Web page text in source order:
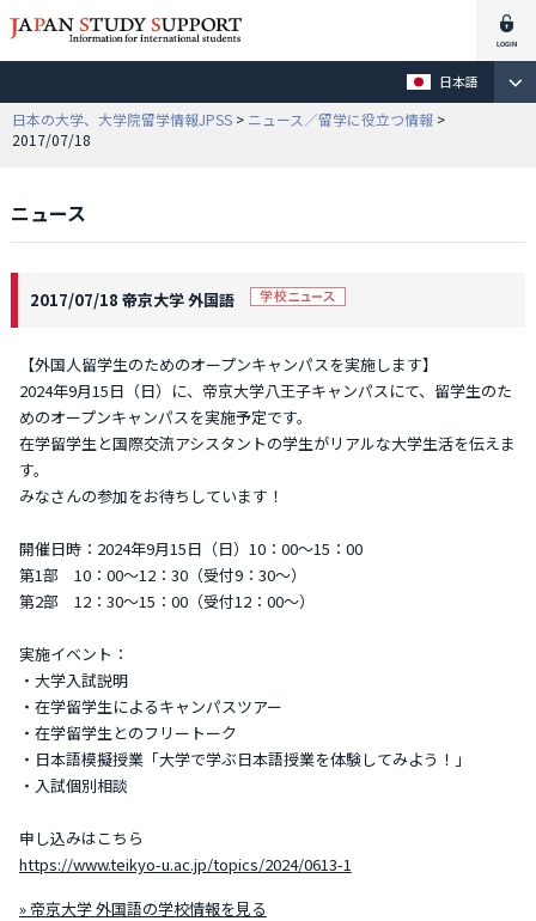
日本語
日本の大学、大学院留学情報JPSS > ニュース／留学に役立つ情報 >
2017/07/18
ニュース
2017/07/18 帝京大学 外国語
【外国人留学生のためのオープンキャンパスを実施します】
2024年9月15日（日）に、帝京大学八王子キャンパスにて、留学生のた
めのオープンキャンパスを実施予定です。
在学留学生と国際交流アシスタントの学生がリアルな大学生活を伝えま
す。
みなさんの参加をお待ちしています！
開催日時：2024年9月15日（日）10：00～15：00
第1部 10：00～12：30（受付9：30～）
第2部 12：30～15：00（受付12：00～）
実施イベント：
・大学入試説明
・在学留学生によるキャンパスツアー
・在学留学生とのフリートーク
・日本語模擬授業「大学で学ぶ日本語授業を体験してみよう！」
・入試個別相談
申し込みはこちら
https://www.teikyo-u.ac.jp/topics/2024/0613-1
» 帝京大学 外国語の学校情報を見る